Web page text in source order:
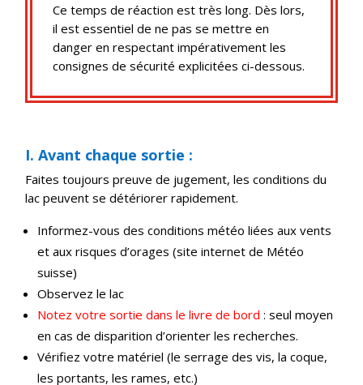
Ce temps de réaction est très long. Dès lors,
il est essentiel de ne pas se mettre en
danger en respectant impérativement les
consignes de sécurité explicitées ci-dessous.
I. Avant chaque sortie :
Faites toujours preuve de jugement, les conditions du
lac peuvent se détériorer rapidement.
Informez-vous des conditions météo liées aux vents
et aux risques d’orages (site internet de Météo
suisse)
Observez le lac
Notez votre sortie dans le livre de bord : seul moyen
en cas de disparition d’orienter les recherches.
Vérifiez votre matériel (le serrage des vis, la coque,
les portants, les rames, etc.)